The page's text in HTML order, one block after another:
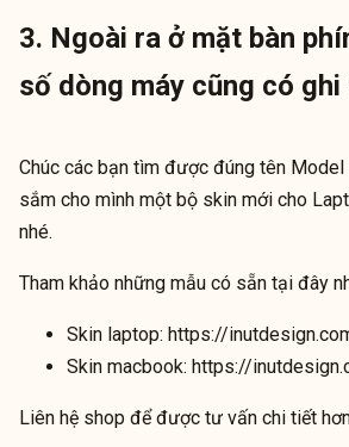
3. Ngoài ra ở mặt bàn
số dòng máy cũng có
Chúc các bạn tìm được đúng tên
sắm cho mình một bộ skin mới cho
nhé.
Tham khảo những mẫu có sẵn tại đây
Skin laptop: https://
Skin macbook: https://
Liên hệ shop để được tư vấn chi tiết